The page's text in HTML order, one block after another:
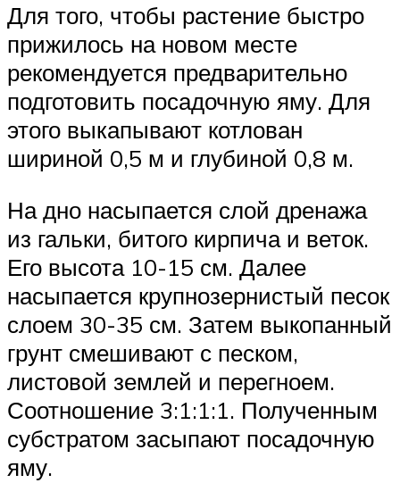
Для того, чтобы растение быстро
прижилось на новом месте
рекомендуется предварительно
подготовить посадочную яму. Для
этого выкапывают котлован
шириной 0,5 м и глубиной 0,8 м.
На дно насыпается слой дренажа
из гальки, битого кирпича и веток.
Его высота 10-15 см. Далее
насыпается крупнозернистый песок
слоем 30-35 см. Затем выкопанный
грунт смешивают с песком,
листовой землей и перегноем.
Соотношение 3:1:1:1. Полученным
субстратом засыпают посадочную
яму.